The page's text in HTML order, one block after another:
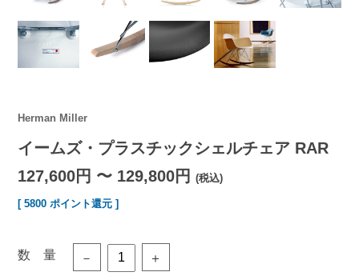
Herman Miller
イームズ・プラスチックシェルチェア RAR
127,600円 〜 129,800円(税込)
[ 5800 ポイント還元 ]
数 量 － ＋